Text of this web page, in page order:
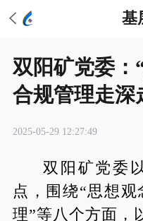
基
双阳矿党委：
合规管理走深
2025-05-29 12:27:49
双阳矿党委
点，围绕“思想
理”等八个方面，